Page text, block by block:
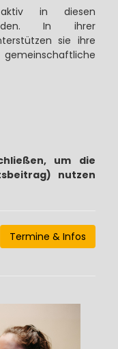
in diesen
In ihrer
sie ihre
um die
nutzen
Termine & Infos